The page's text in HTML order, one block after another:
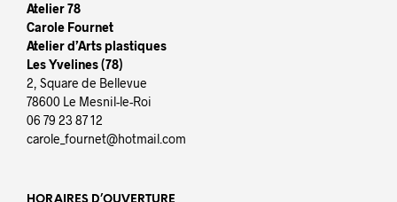
Atelier 78
Carole Fournet
Atelier d’Arts plastiques
Les Yvelines (78)
2, Square de Bellevue
78600 Le Mesnil-le-Roi
06 79 23 87 12
carole_fournet@hotmail.com